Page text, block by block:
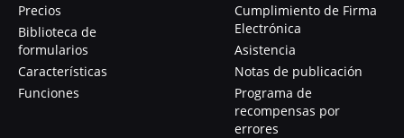
Precios
Biblioteca de
formularios
Características
Funciones
Cumplimiento de Firma
Electrónica
Asistencia
Notas de publicación
Programa de
recompensas por
errores